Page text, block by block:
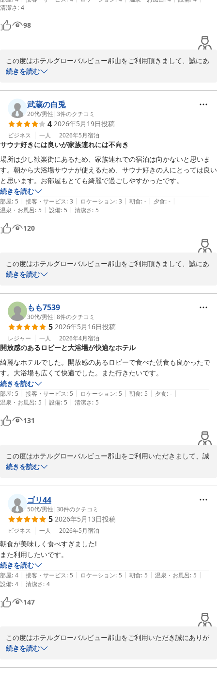
またのお越しを心よりお待ち申し上げております。
フロント　小久保
ホテルグローバルビュー郡山
清潔さ: 4
98
この度はホテルグローバルビュー郡山をご利用頂きまして、誠にあ
りがとうございます。
見いたしました。
また、郡山駅からの立地につきましても便利にご利用頂けた様で何
よりでございます。
今後も清潔で快適な環境を維持し、お客様に心地よくお過ごしいた
だけるよう努めて参ります。
またのお越しを一同心よりお待ち申し上げております。
フロント　小久保
ホテルグローバルビュー郡山
2026-06-03
続きを読む
武蔵の白兎
20代/男性 |3件のクチコミ
4 2026年5月19日投稿
ビジネス 一人 2026年5月宿泊
サウナ好きには良いが家族連れには不向き
場所は少し歓楽街にあるため、家族連れでの宿泊は向かないと思いま
す。朝から大浴場サウナが使えるため、サウナ好きの人にとっては良い
と思います。お部屋もとても綺麗で過ごしやすかったです。
続きを読む
部屋: 5 | 接客・サービス: 3 | ロケーション: 3 | 朝食: - | 夕食: - |
温泉・お風呂: 5 | 設備: 5 | 清潔さ: 5
120
この度はホテルグローバルビュー郡山をご利用頂きまして、誠にあ
りがとうございます。
たしました。
朝からご利用頂ける点も含め、サウナを楽しみにご宿泊されるお客
様にもご好評を頂いております。
また、お部屋につきましても「奇麗で過ごしやすかった」とのお言
葉を頂戴し、ありがとうございます。
スタッフ一同、大変励みになります。
当ホテルは繁華街エリアに位置しておりますため、周辺環境につき
ましては様々なお声を頂く事もございますが、今後も館内で快適に
お過ごし頂ける空間づくりに努めてまいります。
また郡山へお越しの際は、ぜひご家族でご利用くださいませ。
一同心よりお待ち申し上げております。
フロント　小久保
ホテルグローバルビュー郡山
続きを読む
もも7539
30代/男性 |8件のクチコミ
5 2026年5月16日投稿
レジャー 一人 2026年4月宿泊
開放感のあるロビーと大浴場が快適なホテル
綺麗なホテルでした。開放感のあるロビーで食べた朝食も良かったで
す。大浴場も広くて快適でした。また行きたいです。
続きを読む
部屋: 5 | 接客・サービス: 5 | ロケーション: 5 | 朝食: 5 | 夕食: - |
温泉・お風呂: 5 | 設備: 5 | 清潔さ: 5
131
この度はホテルグローバルビュー郡山をご利用いただきまして、誠
にありがとうございます。
てご満足いただけたとのこと、大変嬉しく拝見いたしました。
朝食ではグリーンカレーやクリームボックスなど、手作り感を大切
にしたメニューもご用意しておりますので、ゆったりとした朝のお
時間をお過ごし頂けておりましたら幸いでございます。
「また行きたいです」とのお言葉を頂戴できました事も、スタッフ
一同の大きな励みとなっております。
今後も快適にお過ごしいただける空間づくりに努めてまいります。
またのお越しを心よりお待ち申し上げております。
フロント　小久保
ホテルグローバルビュー郡山
2026-05-17
続きを読む
ゴリ44
50代/男性 |30件のクチコミ
5 2026年5月13日投稿
ビジネス 一人 2026年5月宿泊
朝食が美味しく食べすぎました!
続きを読む
部屋: 4 | 接客・サービス: 5 | ロケーション: 5 | 朝食: 5 | 温泉・お風呂: 5 |
設備: 4 | 清潔さ: 4
147
この度はホテルグローバルビュー郡山をご利用いただき誠にありが
とうございます。
言葉まで頂戴し、大変嬉しく拝見いたしました。
続きを読む